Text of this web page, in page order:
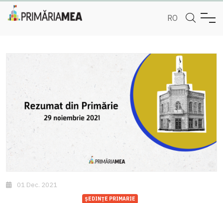
RO
01 Dec. 2021
ȘEDINȚE PRIMARIE